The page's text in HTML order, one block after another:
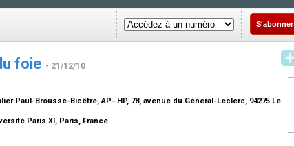
S'abonner
foie - 21/12/10
Paul-Brousse-Bicêtre, AP–HP, 78, avenue du Général-Leclerc, 94275 Le
Paris XI, Paris, France